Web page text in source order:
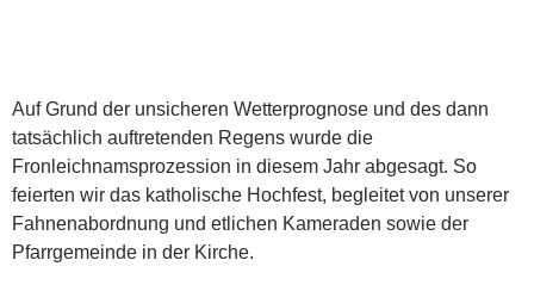
Auf Grund der unsicheren Wetterprognose und des dann
tatsächlich auftretenden Regens wurde die
Fronleichnamsprozession in diesem Jahr abgesagt. So
feierten wir das katholische Hochfest, begleitet von unserer
Fahnenabordnung und etlichen Kameraden sowie der
Pfarrgemeinde in der Kirche.